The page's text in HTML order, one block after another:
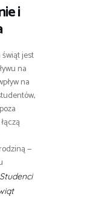
i
jest
na
na
—